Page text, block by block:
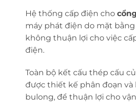
Hệ thống cấp điện cho
máy phát điện do mặt
không thuận lợi cho việc
điện.
Toàn bộ kết cấu thép cấu
được thiết kế phân đoạn và
bulong, để thuận lợi cho